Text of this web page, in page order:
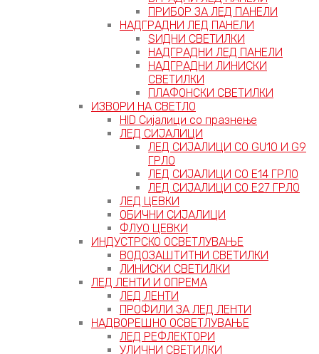
ПРИБОР ЗА ЛЕД ПАНЕЛИ
НАДГРАДНИ ЛЕД ПАНЕЛИ
ЅИДНИ СВЕТИЛКИ
НАДГРАДНИ ЛЕД ПАНЕЛИ
НАДГРАДНИ ЛИНИСКИ
СВЕТИЛКИ
ПЛАФОНСКИ СВЕТИЛКИ
ИЗВОРИ НА СВЕТЛО
HID Сијалици со празнење
ЛЕД СИЈАЛИЦИ
ЛЕД СИЈАЛИЦИ СО GU10 И G9
ГРЛО
ЛЕД СИЈАЛИЦИ СО Е14 ГРЛО
ЛЕД СИЈАЛИЦИ СО Е27 ГРЛО
ЛЕД ЦЕВКИ
ОБИЧНИ СИЈАЛИЦИ
ФЛУО ЦЕВКИ
ИНДУСТРСКО ОСВЕТЛУВАЊЕ
ВОДОЗАШТИТНИ СВЕТИЛКИ
ЛИНИСКИ СВЕТИЛКИ
ЛЕД ЛЕНТИ И ОПРЕМА
ЛЕД ЛЕНТИ
ПРОФИЛИ ЗА ЛЕД ЛЕНТИ
НАДВОРЕШНО ОСВЕТЛУВАЊЕ
ЛЕД РЕФЛЕКТОРИ
УЛИЧНИ СВЕТИЛКИ